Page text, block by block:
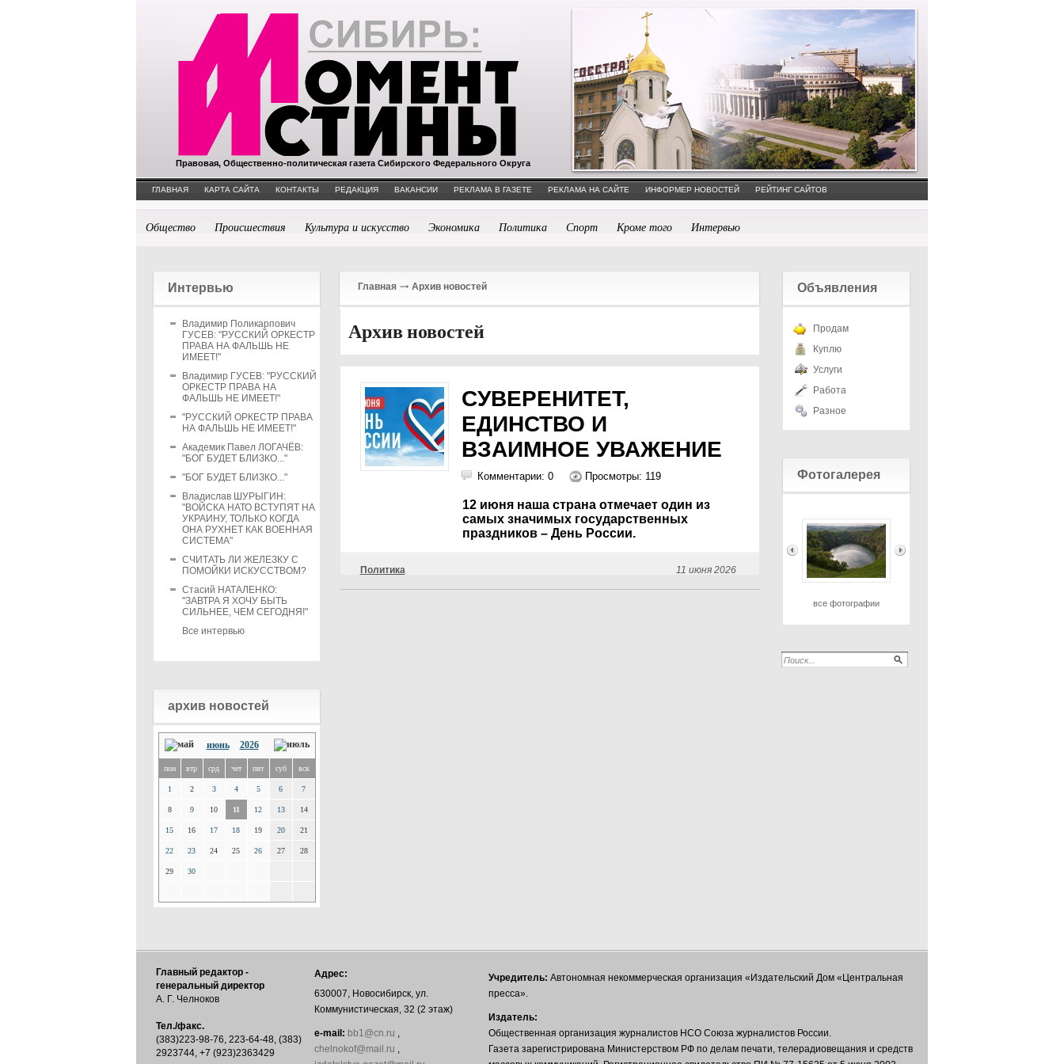
Правовая, Общественно-политическая газета Сибирского Федерального Округа
ГЛАВНАЯ КАРТА САЙТА КОНТАКТЫ РЕДАКЦИЯ ВАКАНСИИ РЕКЛАМА В ГАЗЕТЕ РЕКЛАМА НА САЙТЕ ИНФОРМЕР НОВОСТЕЙ РЕЙТИНГ САЙТОВ
Общество Происшествия Культура и искусство Экономика Политика Спорт Кроме того Интервью
Интервью
Владимир Поликарпович
ГУСЕВ: "РУССКИЙ ОРКЕСТР
ПРАВА НА ФАЛЬШЬ НЕ
ИМЕЕТ!"
Владимир ГУСЕВ: "РУССКИЙ
ОРКЕСТР ПРАВА НА
ФАЛЬШЬ НЕ ИМЕЕТ!"
"РУССКИЙ ОРКЕСТР ПРАВА
НА ФАЛЬШЬ НЕ ИМЕЕТ!"
Академик Павел ЛОГАЧЁВ:
"БОГ БУДЕТ БЛИЗКО..."
"БОГ БУДЕТ БЛИЗКО..."
Владислав ШУРЫГИН:
"ВОЙСКА НАТО ВСТУПЯТ НА
УКРАИНУ, ТОЛЬКО КОГДА
ОНА РУХНЕТ КАК ВОЕННАЯ
СИСТЕМА"
СЧИТАТЬ ЛИ ЖЕЛЕЗКУ С
ПОМОЙКИ ИСКУССТВОМ?
Стасий НАТАЛЕНКО:
"ЗАВТРА Я ХОЧУ БЫТЬ
СИЛЬНЕЕ, ЧЕМ СЕГОДНЯ!"
Все интервью
архив новостей
июнь 2026
пон втр срд чет пят суб вск
1 2 3 4 5 6 7
8 9 10 11 12 13 14
15 16 17 18 19 20 21
22 23 24 25 26 27 28
29 30
Главная Архив новостей
Архив новостей
СУВЕРЕНИТЕТ,
ЕДИНСТВО И
ВЗАИМНОЕ УВАЖЕНИЕ
Комментарии: 0 Просмотры: 119
12 июня наша страна отмечает один из
самых значимых государственных
праздников – День России.
Политика 11 июня 2026
Объявления
Продам
Куплю
Услуги
Работа
Разное
Фотогалерея
все фотографии
Главный редактор -
генеральный директор
А. Г. Челноков
Тел./факс.
(383)223-98-76, 223-64-48, (383)
2923744, +7 (923)2363429
Адрес:
630007, Новосибирск, ул.
Коммунистическая, 32 (2 этаж)
е-mail: bb1@cn.ru ,
chelnokof@mail.ru ,
Учредитель: Автономная некоммерческая организация «Издательский Дом «Центральная
пресса».
Издатель:
Общественная организация журналистов НСО Союза журналистов России.
Газета зарегистрирована Министерством РФ по делам печати, телерадиовещания и средств